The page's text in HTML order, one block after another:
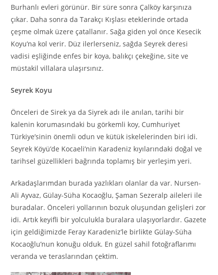
Burhanlı evleri görünür. Bir süre sonra Çalköy karşınıza
çıkar. Daha sonra da Tarakçı Kışlası eteklerinde ortada
çeşme olmak üzere çatallanır. Sağa giden yol önce Kesecik
Koyu’na kol verir. Düz ilerlerseniz, sağda Seyrek deresi
vadisi eşliğinde enfes bir koya, balıkçı çekeğine, site ve
müstakil villalara ulaşırsınız.
Seyrek Koyu
Önceleri de Sirek ya da Siyrek adı ile anılan, tarihi bir
kalenin korumasındaki bu görkemli koy, Cumhuriyet
Türkiye’sinin önemli odun ve kütük iskelelerinden biri idi.
Seyrek Köyü’de Kocaeli’nin Karadeniz kıyılarındaki doğal ve
tarihsel güzellikleri bağrında toplamış bir yerleşim yeri.
Arkadaşlarımdan burada yazlıkları olanlar da var. Nursen-
Ali Ayvaz, Gülay-Süha Kocaoğlu, Şaman Sezeralp aileleri ile
buradalar. Önceleri yollarının bozuk oluşundan gelişleri zor
idi. Artık keyifli bir yolculukla buralara ulaşıyorlardır. Gazete
için geldiğimizde Feray Karadeniz’le birlikte Gülay-Süha
Kocaoğlu’nun konuğu olduk. En güzel sahil fotoğraflarımı
veranda ve teraslarından çektim.